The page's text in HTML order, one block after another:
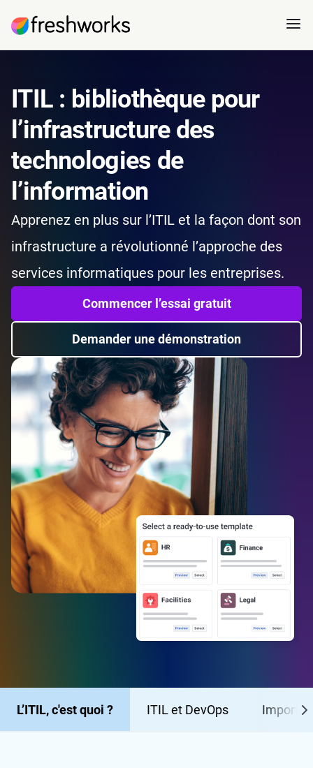
ITIL : bibliothèque pour
l’infrastructure des
technologies de
l’information
Apprenez en plus sur l’ITIL et la façon dont son
infrastructure a révolutionné l’approche des
services informatiques pour les entreprises.
Commencer l’essai gratuit
Demander une démonstration
L’ITIL, c'est quoi ? ITIL et DevOps